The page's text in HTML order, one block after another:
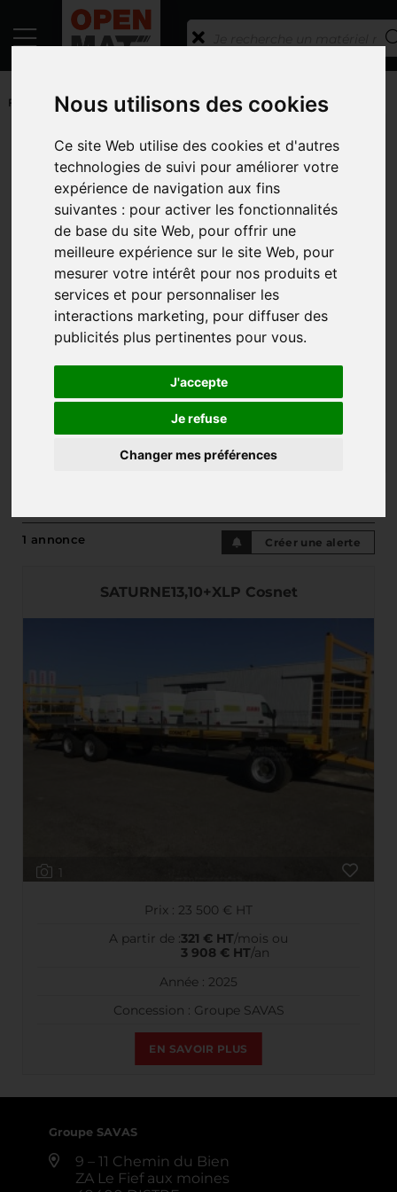
Nous utilisons des cookies
Ce site Web utilise des cookies et d'autres
technologies de suivi pour améliorer votre
expérience de navigation aux fins
suivantes : pour activer les fonctionnalités
de base du site Web, pour offrir une
meilleure expérience sur le site Web, pour
mesurer votre intérêt pour nos produits et
services et pour personnaliser les
interactions marketing, pour diffuser des
publicités plus pertinentes pour vous.
J'accepte
Je refuse
Changer mes préférences
FOURRAGER
Toutes les catégories
CATÉGORIES
MARQUES
MODÈLE
ANNÉE DE MISE EN SERVICE
PRIX
TYPE D'ANNONCE
Créer une alerte
1 annonce
SATURNE13,10+XLP Cosnet
1
Prix : 23 500 € HT
A partir de :321 € HT/mois ou
3 908 € HT/an
Année : 2025
Concession : Groupe SAVAS
EN SAVOIR PLUS
Groupe SAVAS
9 – 11 Chemin du Bien
ZA Le Fief aux moines